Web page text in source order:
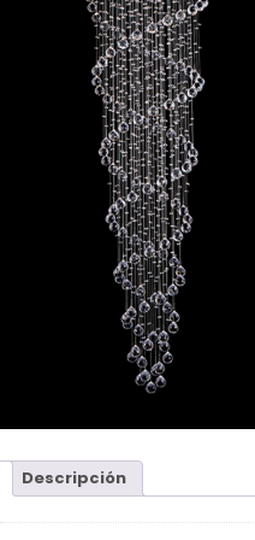
Descripción